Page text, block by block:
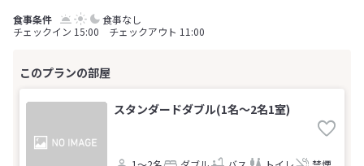
食事なし
チェックイン 15:00 チェックアウト 11:00
スタンダードダブル(1名～2名1室)